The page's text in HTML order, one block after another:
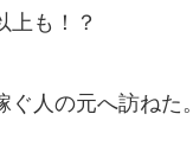
上も！？
ぐ人の元へ訪ねた。